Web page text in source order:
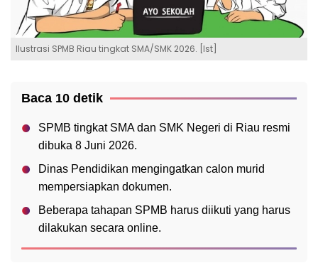
Ilustrasi SPMB Riau tingkat SMA/SMK 2026. [Ist]
Baca 10 detik
SPMB tingkat SMA dan SMK Negeri di Riau resmi
dibuka 8 Juni 2026.
Dinas Pendidikan mengingatkan calon murid
mempersiapkan dokumen.
Beberapa tahapan SPMB harus diikuti yang harus
dilakukan secara online.